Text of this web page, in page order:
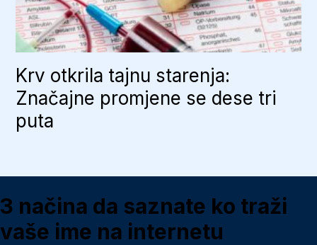
Krv otkrila tajnu starenja:
Značajne promjene se dese tri
puta
3 načina da saznate ko traži
vaše ime na internetu